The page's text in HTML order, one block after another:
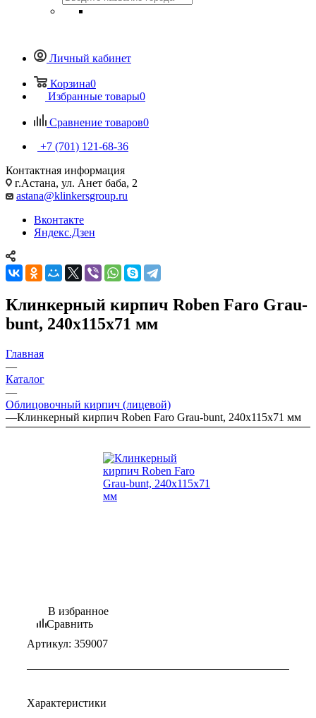
Личный кабинет
Корзина0
Избранные товары0
Сравнение товаров0
+7 (701) 121-68-36
Контактная информация
г.Астана, ул. Анет баба, 2
astana@klinkersgroup.ru
Вконтакте
Яндекс.Дзен
Клинкерный кирпич Roben Faro Grau-
bunt, 240х115х71 мм
Главная
—
Каталог
—
Облицовочный кирпич (лицевой)
—Клинкерный кирпич Roben Faro Grau-bunt, 240х115х71 мм
В избранное
Сравнить
Артикул: 359007
Характеристики